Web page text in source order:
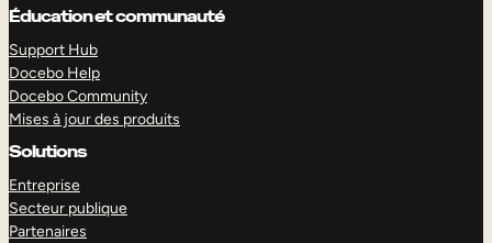
Éducation et communauté
Support Hub
Docebo Help
Docebo Community
Mises à jour des produits
Solutions
Entreprise
Secteur publique
Partenaires